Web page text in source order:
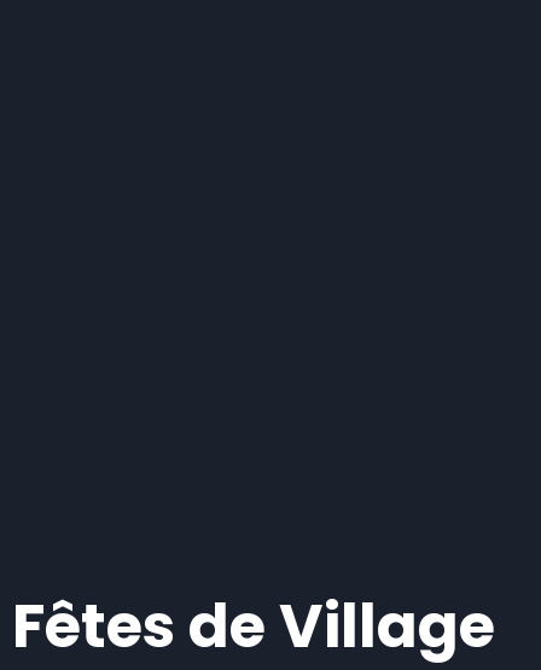
Fêtes de Village